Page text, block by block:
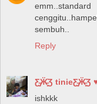
sembuh..
Reply
ishkkk